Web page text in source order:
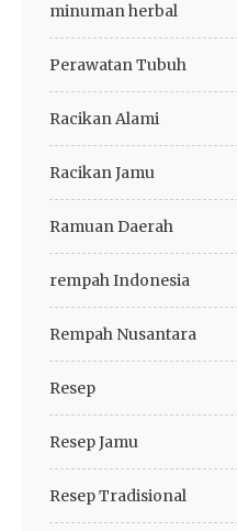
minuman herbal
Perawatan Tubuh
Racikan Alami
Racikan Jamu
Ramuan Daerah
rempah Indonesia
Rempah Nusantara
Resep
Resep Jamu
Resep Tradisional